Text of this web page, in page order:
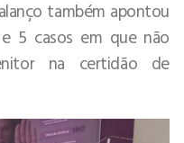
também apontou
5 casos em que não
na certidão de